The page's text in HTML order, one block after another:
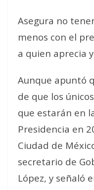
Asegura no
menos con el
a quien aprecia
Aunque apuntó
de que los
que estarán en
Presidencia en
Ciudad de
secretario de
López, y señaló